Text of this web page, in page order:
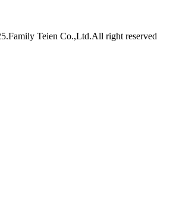
Teien Co.,Ltd.All right reserved